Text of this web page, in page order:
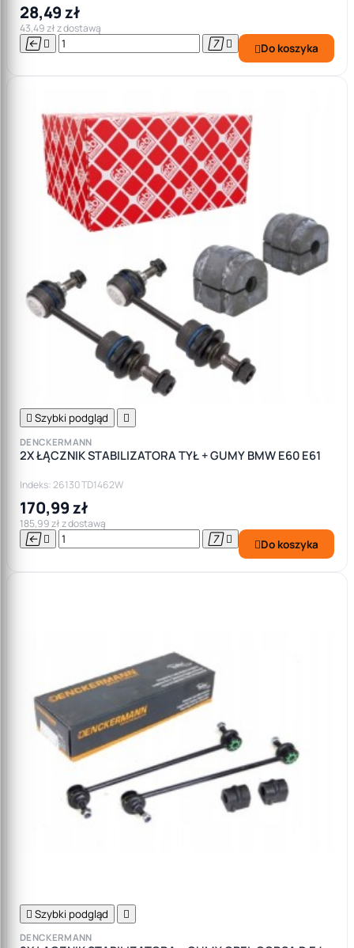
28,49 zł
43,49 zł z dostawą
    Do koszyka
 Szybki podgląd 
DENCKERMANN
2X ŁĄCZNIK STABILIZATORA TYŁ + GUMY BMW E60 E61
Indeks: 26130 TD1462W
170,99 zł
185,99 zł z dostawą
    Do koszyka
 Szybki podgląd 
DENCKERMANN